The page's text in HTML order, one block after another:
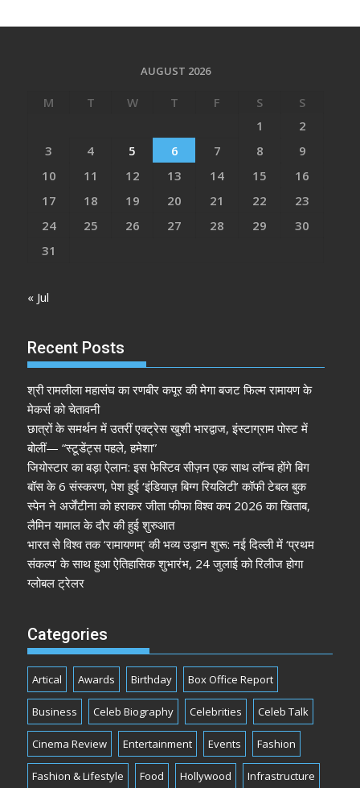
AUGUST 2026
M T W T F S
S
1
2
3
4 5 6 7 8
9
10
11 12 13 14 15
16
17
18 19 20 21 22
23
24
25 26 27 28 29
30
31
« Jul
Recent Posts
श्री रामलीला महासंघ का रणबीर कपूर की मेगा बजट फिल्म रामायण के
मेकर्स को चेतावनी
छात्रों के समर्थन में उतरीं एक्ट्रेस खुशी भारद्वाज, इंस्टाग्राम पोस्ट में
बोलीं— “स्टूडेंट्स पहले, हमेशा”
जियोस्टार का बड़ा ऐलान: इस फेस्टिव सीज़न एक साथ लॉन्च होंगे बिग
बॉस के 6 संस्करण, पेश हुई ‘इंडियाज़ बिग्ग रियलिटी’ कॉफी टेबल बुक
स्पेन ने अर्जेंटीना को हराकर जीता फीफा विश्व कप 2026 का खिताब,
लैमिन यामाल के दौर की हुई शुरुआत
भारत से विश्व तक ‘रामायणम्’ की भव्य उड़ान शुरू: नई दिल्ली में ‘प्रथम
संकल्प’ के साथ हुआ ऐतिहासिक शुभारंभ, 24 जुलाई को रिलीज होगा
ग्लोबल ट्रेलर
Categories
Artical Awards Birthday Box Office Report
Business Celeb Biography Celebrities Celeb Talk
Cinema Review Entertainment Events Fashion
Fashion & Lifestyle Food Hollywood Infrastructure